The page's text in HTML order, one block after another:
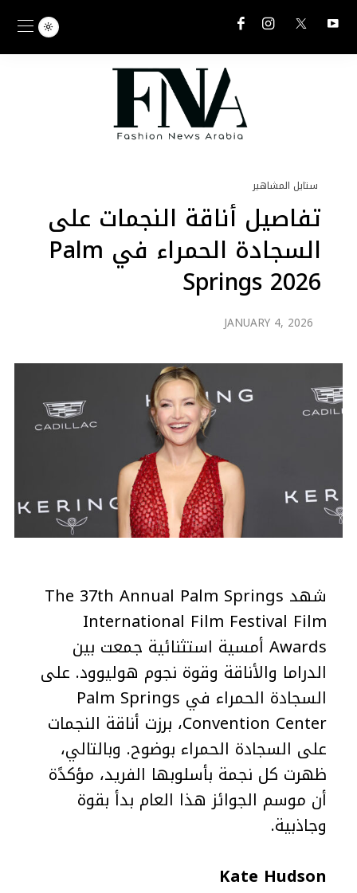
ستايل المشاهير
تفاصيل أناقة النجمات على
السجادة الحمراء في Palm
Springs 2026
JANUARY 4, 2026
شهد The 37th Annual Palm Springs
International Film Festival Film
Awards أمسية استثنائية جمعت بين
الدراما والأناقة وقوة نجوم هوليوود. على
السجادة الحمراء في Palm Springs
Convention Center، برزت أناقة النجمات
على السجادة الحمراء بوضوح. وبالتالي،
ظهرت كل نجمة بأسلوبها الفريد، مؤكدًة
أن موسم الجوائز هذا العام بدأ بقوة
وجاذبية.
Kate Hudson